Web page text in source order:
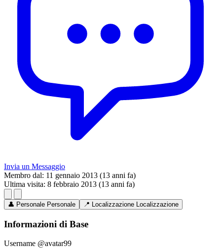
Invia un Messaggio
Membro dal: 11 gennaio 2013 (13 anni fa)
Ultima visita: 8 febbraio 2013 (13 anni fa)
👤 Personale Personale 📍 Localizzazione Localizzazione
Informazioni di Base
Username @avatar99